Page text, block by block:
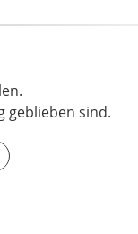
geblieben sind.